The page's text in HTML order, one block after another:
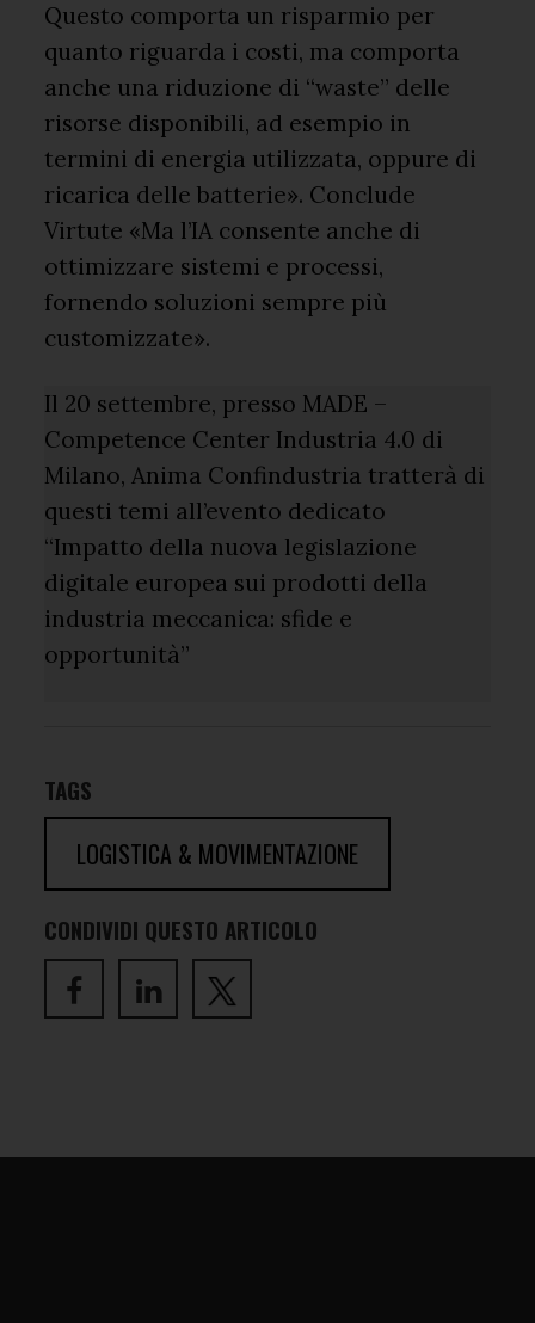
Questo comporta un risparmio per
quanto riguarda i costi, ma comporta
anche una riduzione di “waste” delle
risorse disponibili, ad esempio in
termini di energia utilizzata, oppure di
ricarica delle batterie». Conclude
Virtute «Ma l’IA consente anche di
ottimizzare sistemi e processi,
fornendo soluzioni sempre più
customizzate».
Il 20 settembre, presso MADE –
Competence Center Industria 4.0 di
Milano, Anima Confindustria tratterà di
questi temi all’evento dedicato
“Impatto della nuova legislazione
digitale europea sui prodotti della
industria meccanica: sfide e
opportunità”
TAGS
LOGISTICA & MOVIMENTAZIONE
CONDIVIDI QUESTO ARTICOLO